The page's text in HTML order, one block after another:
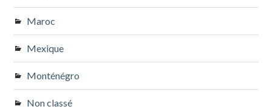
Maroc
Mexique
Monténégro
Non classé